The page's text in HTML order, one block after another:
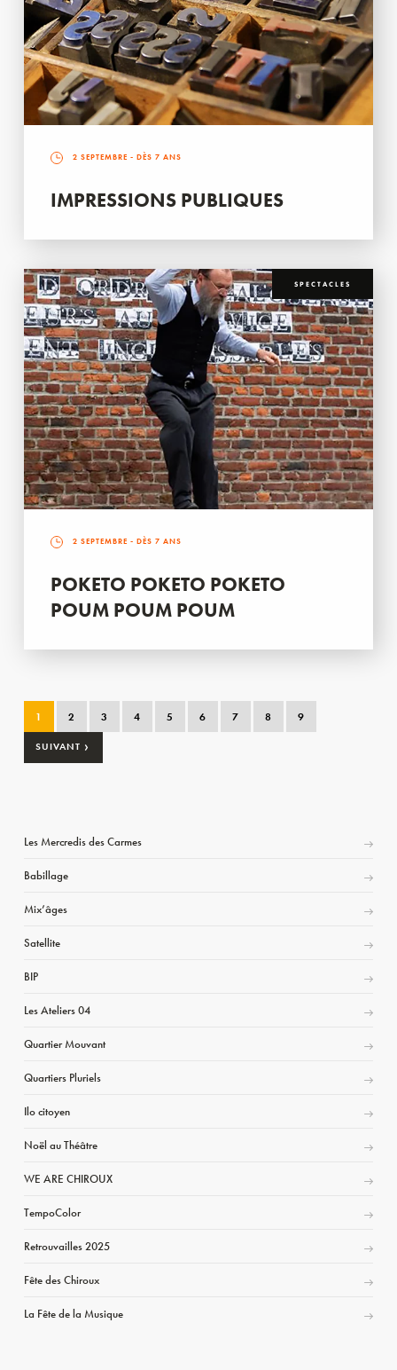
2 SEPTEMBRE - DÈS 7 ANS
IMPRESSIONS PUBLIQUES
SPECTACLES
2 SEPTEMBRE - DÈS 7 ANS
POKETO POKETO POKETO
POUM POUM POUM
1 2 3 4 5 6 7 8 9
SUIVANT ›
Les Mercredis des Carmes
Babillage
Mix’âges
Satellite
BIP
Les Ateliers 04
Quartier Mouvant
Quartiers Pluriels
Ilo citoyen
Noël au Théâtre
WE ARE CHIROUX
TempoColor
Retrouvailles 2025
Fête des Chiroux
La Fête de la Musique